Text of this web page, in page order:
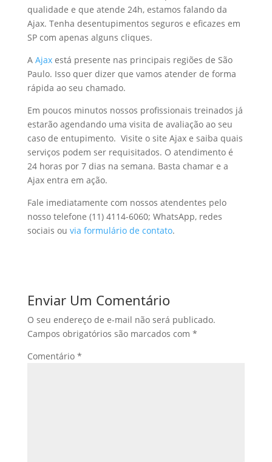
qualidade e que atende 24h, estamos falando da
Ajax. Tenha desentupimentos seguros e eficazes em
SP com apenas alguns cliques.
A Ajaxestá presente nas principais regiões de São
Paulo. Isso quer dizer que vamos atender de forma
rápida ao seu chamado.
Em poucos minutos nossos profissionais treinados já
estarão agendando uma visita de avaliação ao seu
caso de entupimento. Visite o site Ajax e saiba quais
serviços podem ser requisitados. O atendimento é
24 horas por 7 dias na semana. Basta chamar e a
Ajax entra em ação.
Fale imediatamente com nossos atendentes pelo
nosso telefone (11) 4114-6060; WhatsApp, redes
sociais ou via formulário de contato.
Enviar Um Comentário
O seu endereço de e-mail não será publicado.
Campos obrigatórios são marcados com *
Comentário *